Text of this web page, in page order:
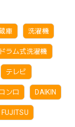
庫 洗濯機
ドラム式洗濯機
テレビ
ンロ DAIKIN
FUJITSU